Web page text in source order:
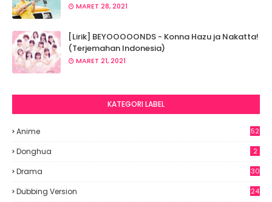
MARET 28, 2021
[Lirik] BEYOOOOONDS - Konna Hazu ja Nakatta!
(Terjemahan Indonesia)
MARET 21, 2021
KATEGORI LABEL
Anime
52
Donghua 2
Drama 30
Dubbing Version 24